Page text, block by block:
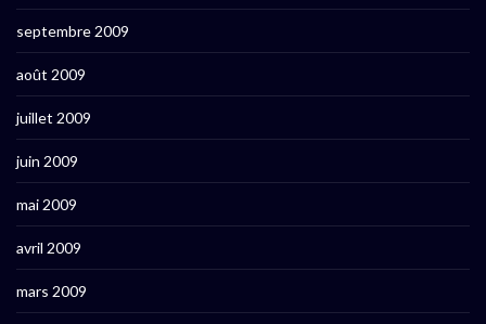
septembre 2009
août 2009
juillet 2009
juin 2009
mai 2009
avril 2009
mars 2009